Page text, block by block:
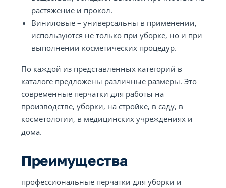
растяжение и прокол.
Виниловые – универсальны в применении,
используются не только при уборке, но и при
выполнении косметических процедур.
По каждой из представленных категорий в
каталоге предложены различные размеры. Это
современные перчатки для работы на
производстве, уборки, на стройке, в саду, в
косметологии, в медицинских учреждениях и
дома.
Преимущества
профессиональные перчатки для уборки и